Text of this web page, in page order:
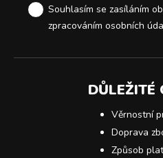
Souhlasím se zasíláním
zpracováním osobních
DŮLEŽITÉ
Věrnostní
Doprava
Způsob